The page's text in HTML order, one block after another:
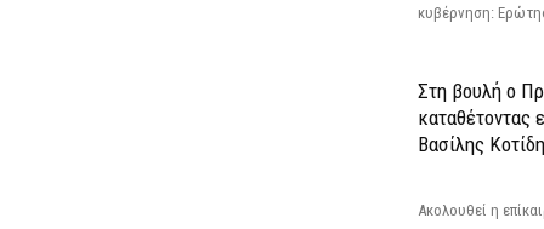
κυβέρνηση:
Στη βουλή ο
καταθέτοντας
Βασίλης
Ακολουθεί η